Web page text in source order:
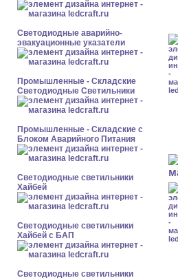
Светодиодные аварийно-
эвакуационные указатели
Промышленные - Складские
Светодиодные Светильники
Промышленные - Складские с
Блоком Аварийного Питания
Светодиодные светильники
Хайбей
Светодиодные светильники
Хайбей с БАП
Светодиодные светильники